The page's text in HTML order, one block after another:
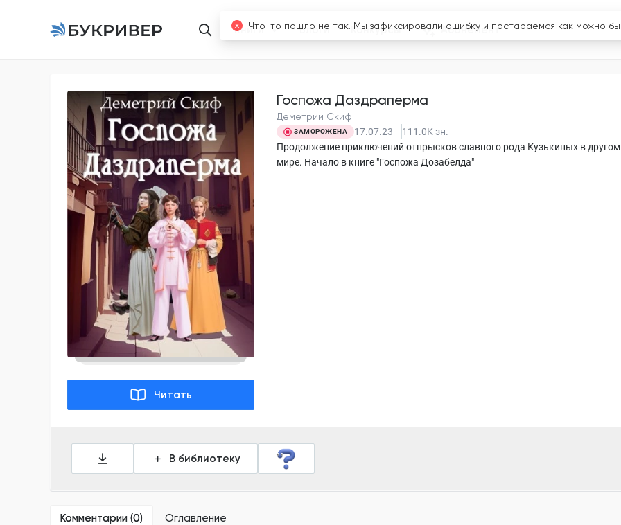
Книги Блоги Конкурсы Абонемент
Читать
Госпожа Даздраперма
Деметрий Скиф
ЗАМОРОЖЕНА 17.07.23 111.0K зн.
Продолжение приключений отпрысков славного рода Кузькиных в другом
мире. Начало в книге "Госпожа Дозабелда"
В библиотеку
Комментарии (0) Оглавление